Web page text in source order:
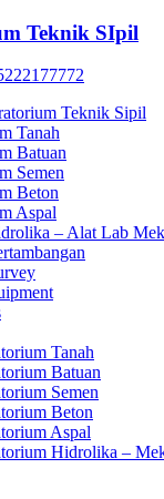
Teknik Sipil
Tanah
Batuan
Semen
Beton
Aspal
– Alat Lab
Tanah
Batuan
Semen
Beton
Aspal
Hidrolika –